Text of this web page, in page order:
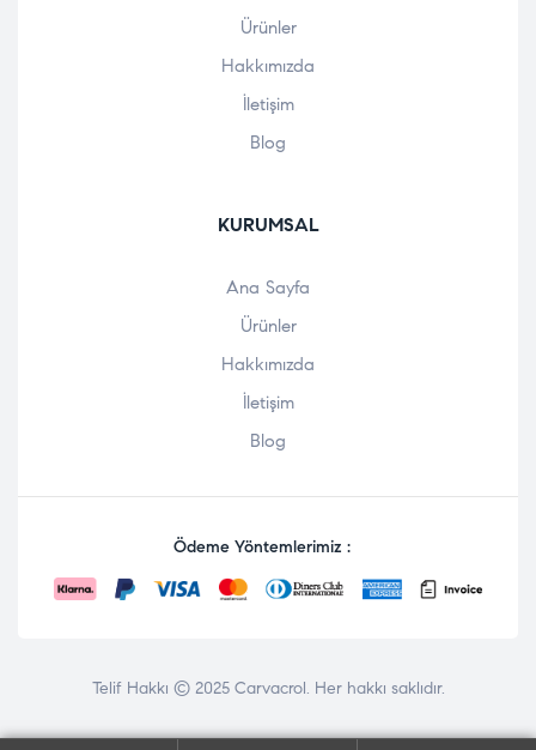
Ürünler
Hakkımızda
İletişim
Blog
KURUMSAL
Ana Sayfa
Ürünler
Hakkımızda
İletişim
Blog
Ödeme Yöntemlerimiz :
Telif Hakkı © 2025Carvacrol. Her hakkı saklıdır.